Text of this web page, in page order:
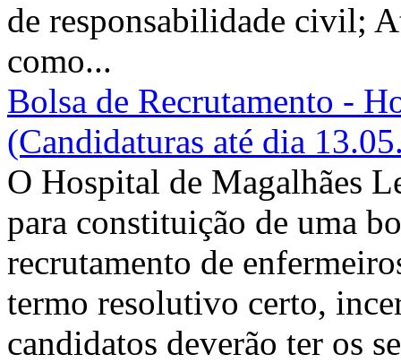
de responsabilidade civil;
como...
Bolsa de Recrutamento -
(Candidaturas até dia
O Hospital de Magalhães
para constituição de uma
recrutamento de
termo resolutivo certo,
candidatos deverão ter os